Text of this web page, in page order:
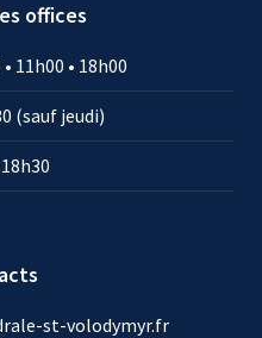
offices
11h00 • 18h00
(sauf jeudi)
st-volodymyr.fr